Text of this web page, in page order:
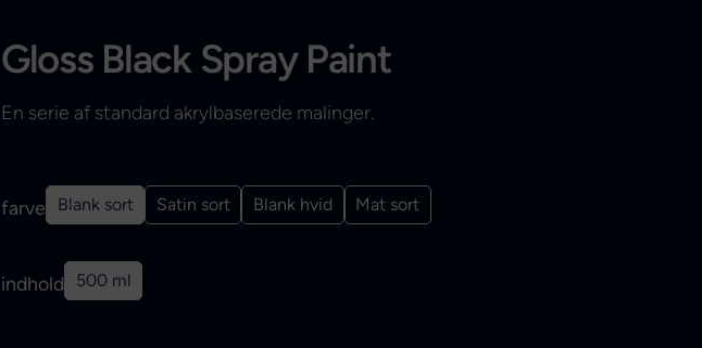
Gloss Black Spray Paint
En serie af standard akrylbaserede malinger.
farve Blank sort Satin sort Blank hvid Mat sort
indhold 500 ml